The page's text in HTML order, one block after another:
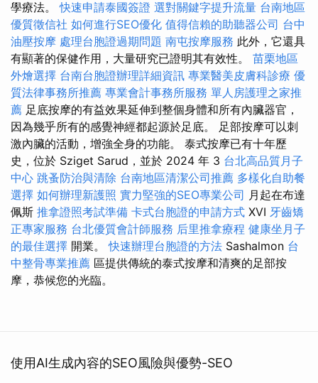
學療法。快速申請泰國簽證 選對關鍵字提升流量 台南地區
優質徵信社 如何進行SEO優化 值得信賴的助聽器公司 台中
油壓按摩 處理台胞證過期問題 南屯按摩服務 此外，它還具
有顯著的保健作用，大量研究已證明其有效性。 苗栗地區
外燴選擇 台南台胞證辦理詳細資訊 專業醫美皮膚科診療 優
質法律事務所推薦 專業會計事務所服務 單人房護理之家推
薦 足底按摩的有益效果延伸到整個身體和所有內臟器官，
因為幾乎所有的感覺神經都起源於足底。 足部按摩可以刺
激內臟的活動，增強全身的功能。 泰式按摩已有十年歷
史，位於 Sziget Sarud，並於 2024 年 3 台北高品質月子
中心 跳蚤防治與清除 台南地區清潔公司推薦 多樣化自助餐
選擇 如何辦理新護照 實力堅強的SEO專業公司 月起在布達
佩斯 推拿證照考試準備 卡式台胞證的申請方式 XVI 牙齒矯
正專家服務 台北優質會計師服務 后里推拿療程 健康坐月子
的最佳選擇 開業。快速辦理台胞證的方法 Sashalmon 台
中整骨專業推薦 區提供傳統的泰式按摩和清爽的足部按
摩，恭候您的光臨。
使用AI生成內容的SEO風險與優勢-SEO